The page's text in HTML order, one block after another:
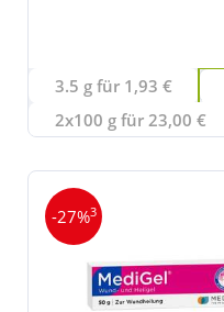
3.5 g für 1,93 €
2x100 g für 23,00 €
-27%3